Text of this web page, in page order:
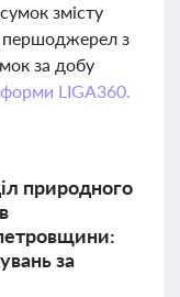
змісту
першоджерел з
за добу
LIGA360.
природного
за